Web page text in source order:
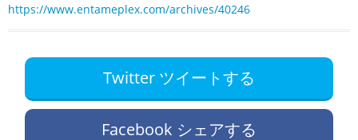
https://www.entameplex.com/archives/40246
Twitter ツイートする
Facebook シェアする